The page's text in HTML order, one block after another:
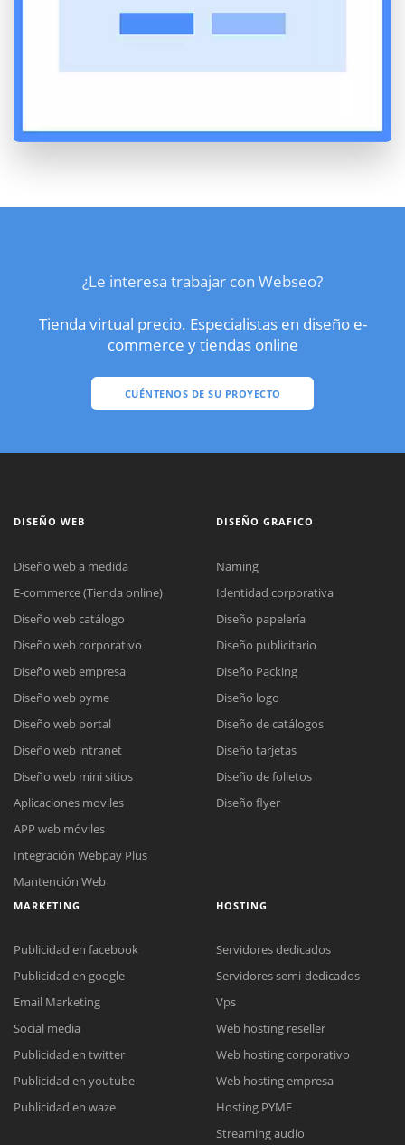
¿Le interesa trabajar con Webseo?
Tienda virtual precio. Especialistas en diseño e-
commerce y tiendas online
CUÉNTENOS DE SU PROYECTO
Reunión online
Meet para la reunión online.
Cotización
Chat Online
Todos nuestros ejecutivos están fuera de línea. Complete el formulario
DISEÑO WEB
Diseño web a medida
E-commerce (Tienda online)
Diseño web catálogo
Diseño web corporativo
Diseño web empresa
Diseño web pyme
Diseño web portal
Diseño web intranet
Diseño web mini sitios
Aplicaciones moviles
APP web móviles
Integración Webpay Plus
Mantención Web
DISEÑO GRAFICO
Naming
Identidad corporativa
Diseño papelería
Diseño publicitario
Diseño Packing
Diseño logo
Diseño de catálogos
Diseño tarjetas
Diseño de folletos
Diseño flyer
MARKETING
Publicidad en facebook
Publicidad en google
Email Marketing
Social media
Publicidad en twitter
Publicidad en youtube
Publicidad en waze
HOSTING
Servidores dedicados
Servidores semi-dedicados
Vps
Web hosting reseller
Web hosting corporativo
Web hosting empresa
Hosting PYME
Streaming audio